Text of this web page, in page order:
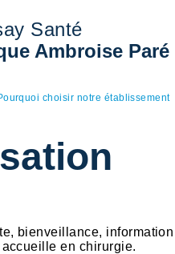
Santé
Ambroise Paré
choisir notre établissement
bienveillance,
en chirurgie.